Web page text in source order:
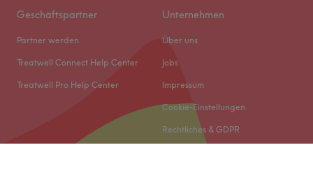
Geschäftspartner
Partner werden
Treatwell Connect Help Center
Treatwell Pro Help Center
Unternehmen
Über uns
Jobs
Impressum
Cookie-Einstellungen
Rechtliches & GDPR